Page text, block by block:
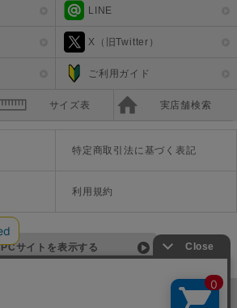
LINE
X（旧Twitter）
ご利用ガイド
サイズ表 実店舗検索
特定商取引法に基づく表記
利用規約
PCサイトを表示する
on the "Winnie the Pooh" works by A.A. Milne and E.H. Shepard.